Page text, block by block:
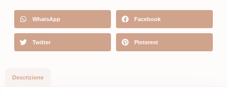
WhatsApp Facebook
Twitter Pinterest
Descrizione